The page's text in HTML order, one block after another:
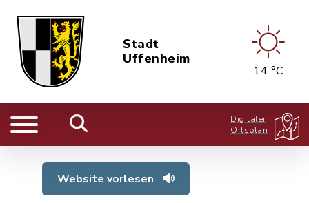
Stadt
Uffenheim
14 °C
Digitaler
Ortsplan
Website vorlesen